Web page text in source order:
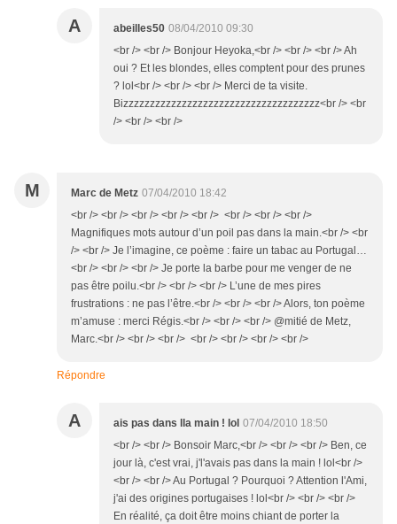
A abeilles50 08/04/2010 09:30
<br /> <br /> Bonjour Heyoka,<br /> <br /> <br /> Ah
oui ? Et les blondes, elles comptent pour des prunes
? lol<br /> <br /> <br /> Merci de ta visite.
Bizzzzzzzzzzzzzzzzzzzzzzzzzzzzzzzzzzzzz<br /> <br
/> <br /> <br />
M Marc de Metz 07/04/2010 18:42
<br /> <br /> <br /> <br /> <br /> <br /> <br /> <br />
Magnifiques mots autour d’un poil pas dans la main.<br /> <br
/> <br /> Je l’imagine, ce poème : faire un tabac au Portugal…
<br /> <br /> <br /> Je porte la barbe pour me venger de ne
pas être poilu.<br /> <br /> <br /> L’une de mes pires
frustrations : ne pas l’être.<br /> <br /> <br /> Alors, ton poème
m’amuse : merci Régis.<br /> <br /> <br /> @mitié de Metz,
Marc.<br /> <br /> <br /> <br /> <br /> <br /> <br />
Répondre
A ais pas dans lla main ! lol 07/04/2010 18:50
<br /> <br /> Bonsoir Marc,<br /> <br /> <br /> Ben, ce
jour là, c'est vrai, j'l'avais pas dans la main ! lol<br />
<br /> <br /> Au Portugal ? Pourquoi ? Attention l'Ami,
j'ai des origines portugaises ! lol<br /> <br /> <br />
En réalité, ça doit être moins chiant de porter la